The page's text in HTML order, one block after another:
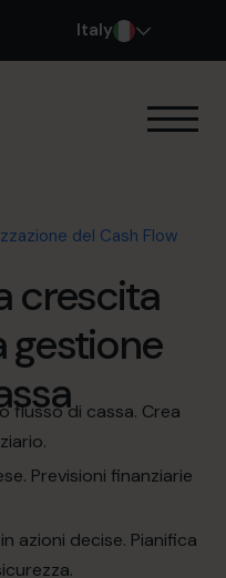
Italy
conoscitiva
del Cash Flow
crescita
gestione
flusso di cassa. Crea
Previsioni finanziarie
azioni decise. Pianifica